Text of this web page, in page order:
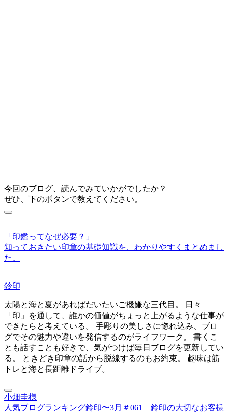
今回のブログ、読んでみていかがでしたか？
ぜひ、下のボタンで教えてください。
「印鑑ってなぜ必要？」
知っておきたい印章の基礎知識を、わかりやすくまとめまし
た。
鈴印
太陽と海と夏があればだいたいご機嫌な三代目。 日々
「印」を通して、誰かの価値がちょっと上がるような仕事が
できたらと考えている。 手彫りの美しさに惚れ込み、ブロ
グでその魅力や違いを発信するのがライフワーク。 書くこ
とも話すことも好きで、気がつけば毎日ブログを更新してい
る。 ときどき印章の話から脱線するのもお約束。 趣味は筋
トレと海と長距離ドライブ。
小畑圭様
人気ブログランキング鈴印〜3月 ＃061 鈴印の大切なお客様